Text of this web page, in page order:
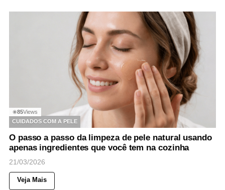
◉85Views
CUIDADOS COM A PELE
O passo a passo da limpeza de pele natural usando
apenas ingredientes que você tem na cozinha
21/03/2026
Veja Mais